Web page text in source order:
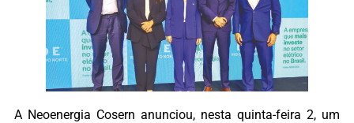
A Neoenergia Cosern anunciou, nesta quinta-feira 2, um